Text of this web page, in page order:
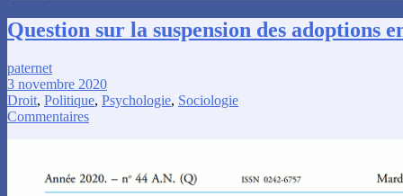
Question sur la suspension des adoptions
paternet
3 novembre 2020
Droit, Politique, Psychologie, Sociologie
Commentaires